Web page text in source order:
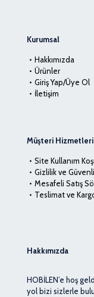
Kurumsal
Hakkımızda
Ürünler
Giriş Yap/Üye Ol
İletişim
Müşteri Hizmetleri
Site Kullanım
Gizlilik ve
Mesafeli Satış
Teslimat ve
Hakkımızda
HOBİLEN’e hoş
yol bizi sizlerle